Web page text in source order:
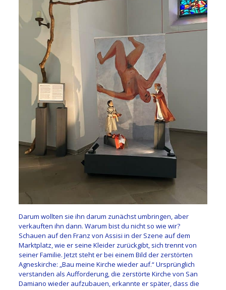
Darum wollten sie ihn darum zunächst umbringen, aber
verkauften ihn dann. Warum bist du nicht so wie wir?
Schauen auf den Franz von Assisi in der Szene auf dem
Marktplatz, wie er seine Kleider zurückgibt, sich trennt von
seiner Familie. Jetzt steht er bei einem Bild der zerstörten
Agneskirche: „Bau meine Kirche wieder auf.“ Ursprünglich
verstanden als Aufforderung, die zerstörte Kirche von San
Damiano wieder aufzubauen, erkannte er später, dass die